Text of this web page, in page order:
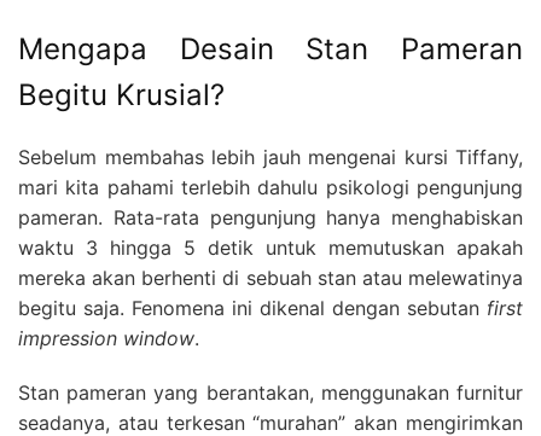
Mengapa Desain Stan Pameran
Begitu Krusial?
Sebelum membahas lebih jauh mengenai kursi Tiffany,
mari kita pahami terlebih dahulu psikologi pengunjung
pameran. Rata-rata pengunjung hanya menghabiskan
waktu 3 hingga 5 detik untuk memutuskan apakah
mereka akan berhenti di sebuah stan atau melewatinya
begitu saja. Fenomena ini dikenal dengan sebutan first
impression window.
Stan pameran yang berantakan, menggunakan furnitur
seadanya, atau terkesan “murahan” akan mengirimkan